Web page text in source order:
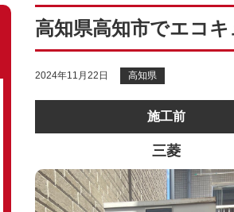
高知県高知市でエコ
2024年11月22日 高知県
施工前
三菱